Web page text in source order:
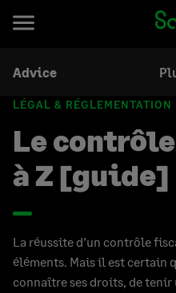
Advice
LÉGAL & RÉGLEMENTATION
Le
à Z [guide]
La réussite d’un contrôle
éléments. Mais il est certain
connaître ses droits, de